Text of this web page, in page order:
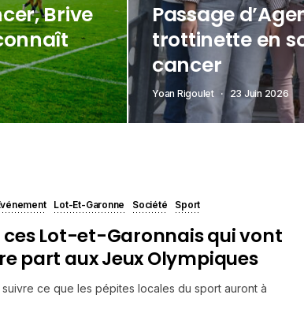
Brive
Passage
trottinette en
cancer
Yoan Rigoulet 23 Juin 2026
Lot-Et-Garonne Société Sport
ces Lot-et-Garonnais qui vont
part aux Jeux Olympiques
suivre ce que les pépites locales du sport auront à